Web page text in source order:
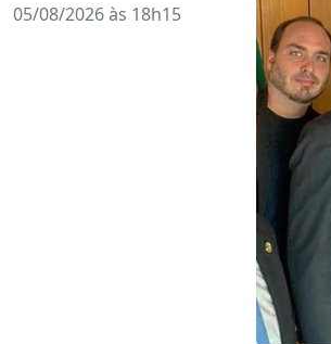
05/08/2026 às 18h15